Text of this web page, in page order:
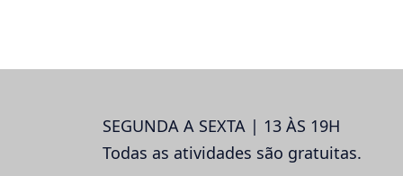
SEGUNDA A SEXTA | 13 ÀS 19H
Todas as atividades são gratuitas.